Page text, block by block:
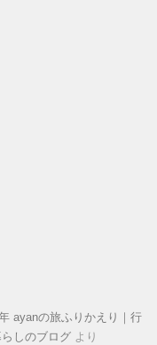
ayanの旅ふりかえり｜行
しのブログ より